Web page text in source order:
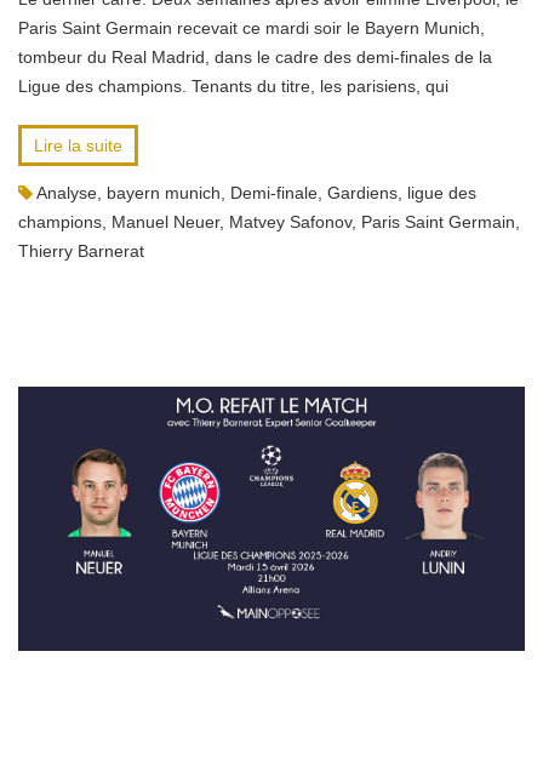
Paris Saint Germain recevait ce mardi soir le Bayern Munich,
tombeur du Real Madrid, dans le cadre des demi-finales de la
Ligue des champions. Tenants du titre, les parisiens, qui
Lire la suite
Analyse bayern munich Demi-finale Gardiens ligue des
champions Manuel Neuer, Matvey Safonov, Paris Saint Germain
Thierry Barnerat